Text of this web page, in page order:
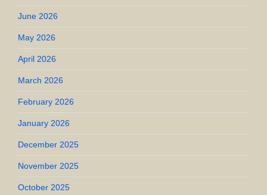
June 2026
May 2026
April 2026
March 2026
February 2026
January 2026
December 2025
November 2025
October 2025